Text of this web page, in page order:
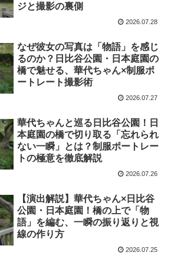
ジと撮影の裏側
2026.07.28
なぜ彼女の写真は「物語」を感じ
るのか？日比谷公園・日本庭園の
橋で魅せる、華代ちゃん×制服ポ
ートレート撮影術
2026.07.27
華代ちゃんと巡る日比谷公園！日
本庭園の橋で切り取る「忘れられ
ない一瞬」とは？制服ポートレー
トの極意を徹底解説
2026.07.26
【演出解説】華代ちゃん×日比谷
公園・日本庭園！橋の上で「物
語」を編む、一瞬の振り返りと視
線の作り方
2026.07.25